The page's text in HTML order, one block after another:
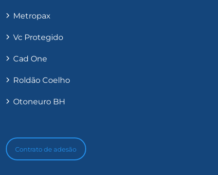
Metropax
Vc Protegido
Cad One
Roldão Coelho
Otoneuro BH
Contrato de adesão